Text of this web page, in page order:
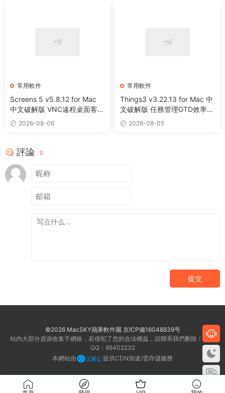
常用軟件
Screens 5 v5.8.12 for Mac
中文破解版 VNC遠程桌面客戶
端應用程序
2026-08-06
常用軟件
Things3 v3.22.13 for Mac 中
文破解版 任務管理GTD效率工
具 2026-08-05
評論 0
提交
©2026 MacSKY蘋果軟件園 京ICP備16048839号
站内大部分資源收集于網絡，若侵犯了您的合法權益，請聯系我們删除！客服
QQ：66402232
本網站由
提供CDN加速/雲存儲服務